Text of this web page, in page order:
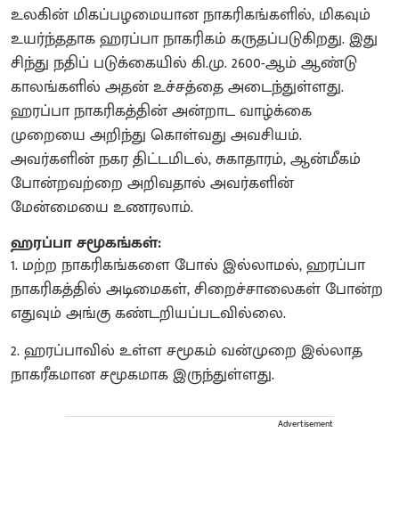
உலகின் மிகப்பழமையான நாகரிகங்களில், மிகவும்
உயர்ந்ததாக ஹரப்பா நாகரிகம் கருதப்படுகிறது. இது
சிந்து நதிப் படுக்கையில் கி.மு. 2600-ஆம் ஆண்டு
காலங்களில் அதன் உச்சத்தை அடைந்துள்ளது.
ஹரப்பா நாகரிகத்தின் அன்றாட வாழ்க்கை
முறையை அறிந்து கொள்வது அவசியம்.
அவர்களின் நகர திட்டமிடல், சுகாதாரம், ஆன்மீகம்
போன்றவற்றை அறிவதால் அவர்களின்
மேன்மையை உணரலாம்.
ஹரப்பா சமூகங்கள்:
1. மற்ற நாகரிகங்களை போல் இல்லாமல், ஹரப்பா
நாகரிகத்தில் அடிமைகள், சிறைச்சாலைகள் போன்ற
எதுவும் அங்கு கண்டறியப்படவில்லை.
​2. ஹரப்பாவில் உள்ள சமூகம் வன்முறை இல்லாத
நாகரீகமான சமூகமாக இருந்துள்ளது.
Advertisement